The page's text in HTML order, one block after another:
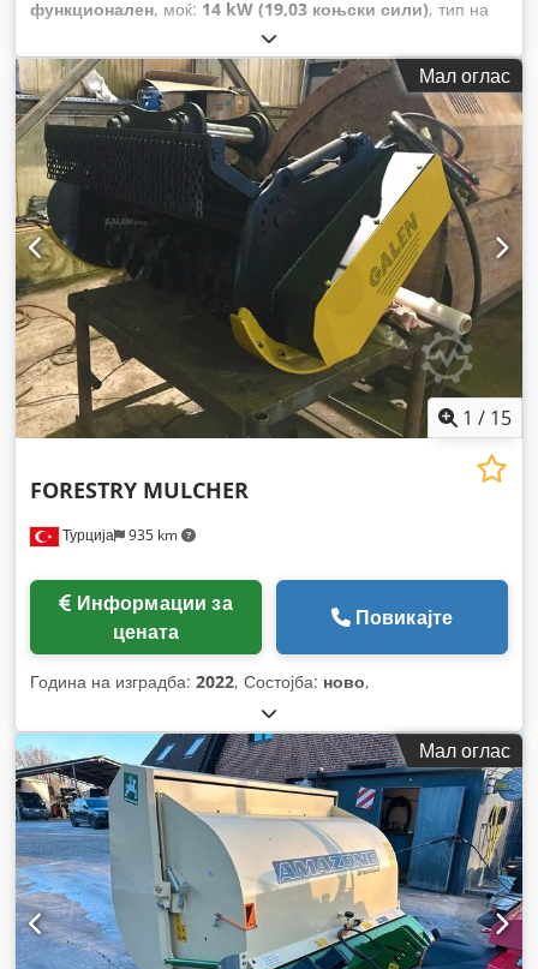
функционален, моќ: 14 kW (19,03 коњски сили), тип на
, празна тежина:
2023, работни часови:85 h, број на машина/возило:
H100D202801, Опрема:погон на сите тркала, Мал оглас
1 / 15
Турција 935 km
FORESTRY MULCHER
цената
Повикајте
Година на изградба: 2022, Состојба: ново,
Мал оглас